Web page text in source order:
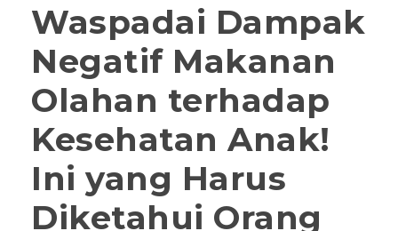
Waspadai Dampak
Negatif Makanan
Olahan terhadap
Kesehatan Anak!
Ini yang Harus
Diketahui Orang